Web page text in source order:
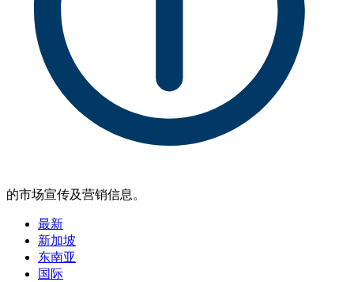
的市场宣传及营销信息。
最新
新加坡
东南亚
国际